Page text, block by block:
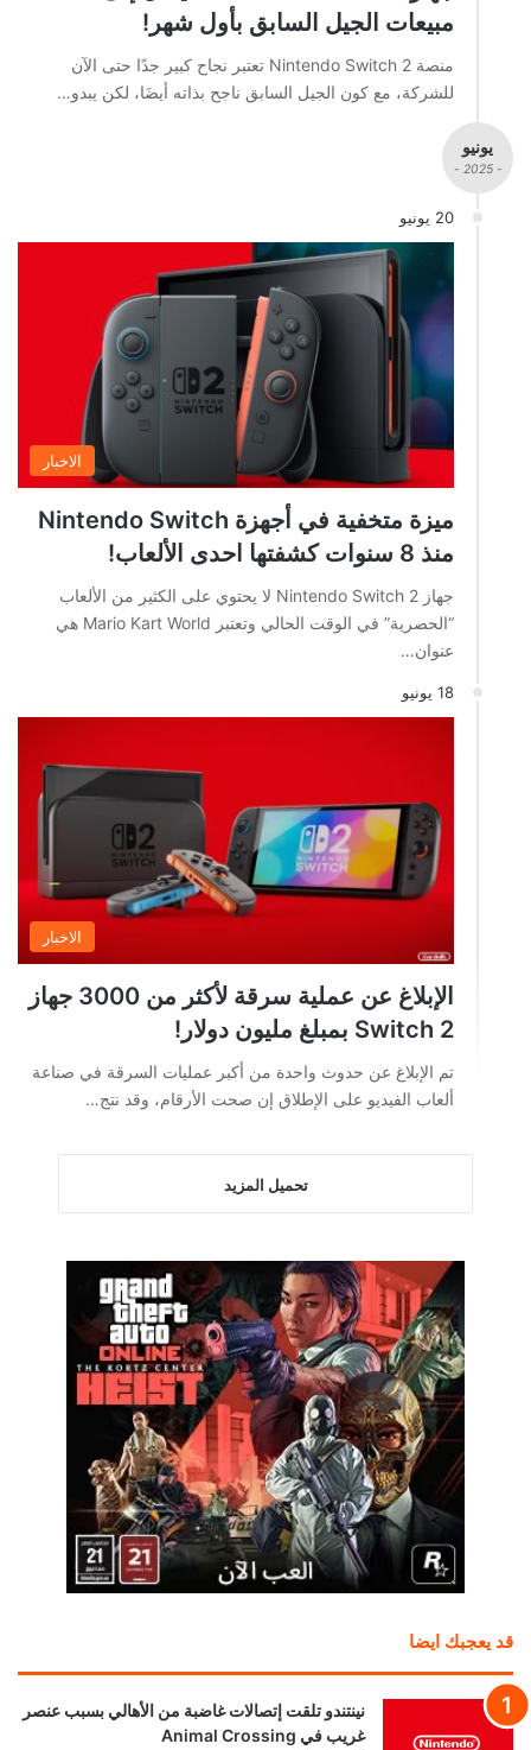
مبيعات الجيل السابق بأول شهر!
منصة Nintendo Switch 2 تعتبر نجاح كبير جدًا حتى الآن
للشركة، مع كون الجيل السابق ناجح بذاته أيضَا، لكن يبدو…
يونيو
- 2025 -
20 يونيو
الاخبار
ميزة متخفية في أجهزة Nintendo Switch
منذ 8 سنوات كشفتها احدى الألعاب!
جهاز Nintendo Switch 2 لا يحتوي على الكثير من الألعاب
“الحصرية” في الوقت الحالي وتعتبر Mario Kart World هي
عنوان…
18 يونيو
الاخبار
الإبلاغ عن عملية سرقة لأكثر من 3000 جهاز
Switch 2 بمبلغ مليون دولار!
تم الإبلاغ عن حدوث واحدة من أكبر عمليات السرقة في صناعة
ألعاب الفيديو على الإطلاق إن صحت الأرقام، وقد نتج…
تحميل المزيد
قد يعجبك ايضا
نينتندو تلقت إتصالات غاضبة من الأهالي بسبب عنصر
غريب في Animal Crossing